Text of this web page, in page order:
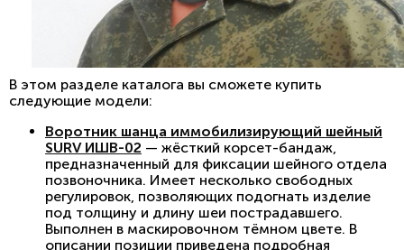
В этом разделе каталога вы сможете купить
следующие модели:
Воротник шанца иммобилизирующий шейный
SURV ИШВ-02 — жёсткий корсет-бандаж,
предназначенный для фиксации шейного отдела
позвоночника. Имеет несколько свободных
регулировок, позволяющих подогнать изделие
под толщину и длину шеи пострадавшего.
Выполнен в маскировочном тёмном цвете. В
описании позиции приведена подробная